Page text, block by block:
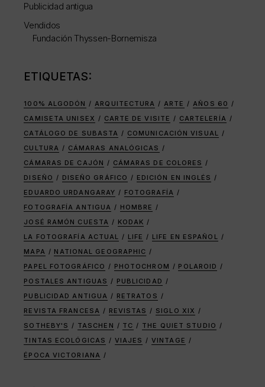
Publicidad antigua
Vendidos
Fundación Thyssen-Bornemisza
ETIQUETAS:
100% ALGODÓN ARQUITECTURA ARTE
AÑOS 60
CAMISETA UNISEX
CARTE DE VISITE
CARTELERÍA
CATÁLOGO DE SUBASTA
COMUNICACIÓN VISUAL
CULTURA
CÁMARAS ANALÓGICAS
CÁMARAS DE CAJÓN
CÁMARAS DE COLORES
DISEÑO
DISEÑO GRÁFICO
EDICIÓN EN INGLÉS
EDUARDO URDANGARAY
FOTOGRAFÍA
FOTOGRAFÍA ANTIGUA
HOMBRE
JOSÉ RAMÓN CUESTA
KODAK
LA FOTOGRAFÍA ACTUAL
LIFE
LIFE EN ESPAÑOL
MAPA
NATIONAL GEOGRAPHIC
PAPEL FOTOGRÁFICO
PHOTOCHROM
POLAROID
POSTALES ANTIGUAS
PUBLICIDAD
PUBLICIDAD ANTIGUA
RETRATOS
REVISTA FRANCESA
REVISTAS
SIGLO XIX
SOTHEBY'S
TASCHEN TC
THE QUIET STUDIO
TINTAS ECOLÓGICAS
VIAJES
VINTAGE
ÉPOCA VICTORIANA